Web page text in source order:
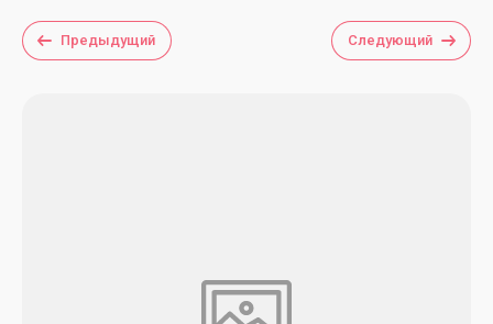
Предыдущий Следующий